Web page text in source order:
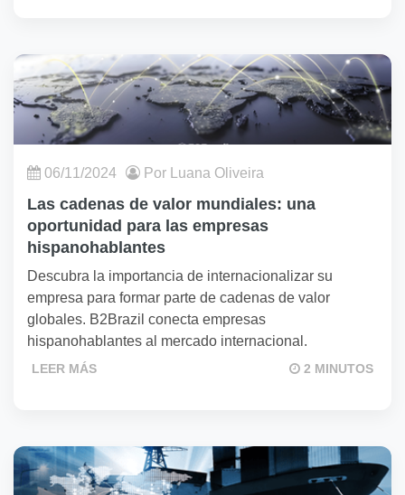
06/11/2024 Por Luana Oliveira
Las cadenas de valor mundiales: una
oportunidad para las empresas
hispanohablantes
Descubra la importancia de internacionalizar su
empresa para formar parte de cadenas de valor
globales. B2Brazil conecta empresas
hispanohablantes al mercado internacional.
LEER MÁS 2 MINUTOS